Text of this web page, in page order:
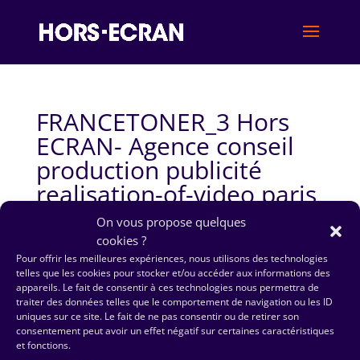
On vous propose quelques
cookies ?
Pour offrir les meilleures expériences, nous utilisons des technologies
telles que les cookies pour stocker et/ou accéder aux informations des
appareils. Le fait de consentir à ces technologies nous permettra de
traiter des données telles que le comportement de navigation ou les ID
uniques sur ce site. Le fait de ne pas consentir ou de retirer son
consentement peut avoir un effet négatif sur certaines caractéristiques
et fonctions.
FRANCETONER_3 Hors
ECRAN- Agence conseil
production publicité
realisation-of-video paris